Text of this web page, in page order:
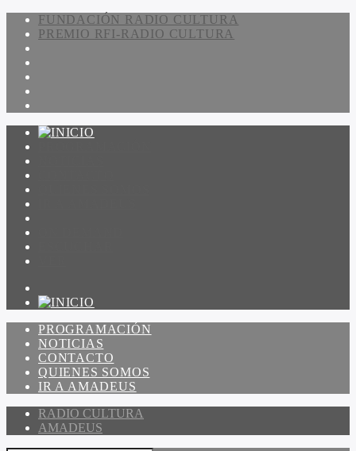
FUNDACIÓN RADIO CULTURA
PREMIO RFI-RADIO CULTURA
PROGRAMACIÓN
NOTICIAS
CONTACTO
QUIENES SOMOS
IR A AMADEUS
RADIO CULTURA
AMADEUS